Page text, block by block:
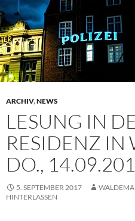
ARCHIV,NEWS
LESUNG IN
RESIDENZ IN
DO.,
5. SEPTEMBER 2017
HINTERLASSEN